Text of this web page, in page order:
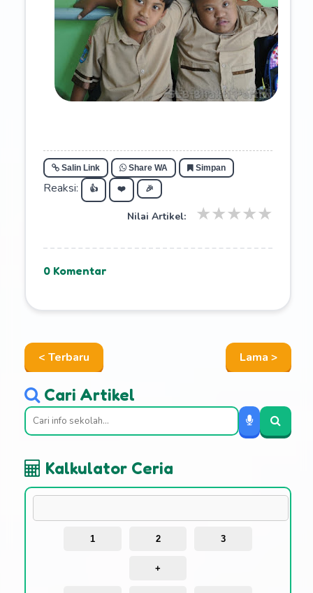
Salin Link Share WA Simpan
Reaksi: 👍 ❤️ 🎉
Nilai Artikel: ★
★
★
★
★
0 Komentar
< Terbaru Lama >
Cari Artikel
Kalkulator Ceria
1 2 3
+